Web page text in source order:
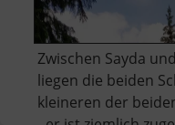
Zwischen Sayda
liegen die beiden
kleineren der